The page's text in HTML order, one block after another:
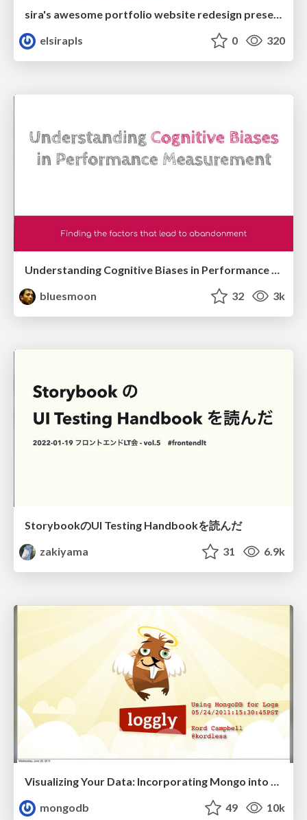
elsirapls
0 320
Understanding Cognitive Biases in Performance Measurement
bluesmoon
32 3k
StorybookのUI Testing Handbookを読んだ
zakiyama
31 6.9k
mongodb
49 10k